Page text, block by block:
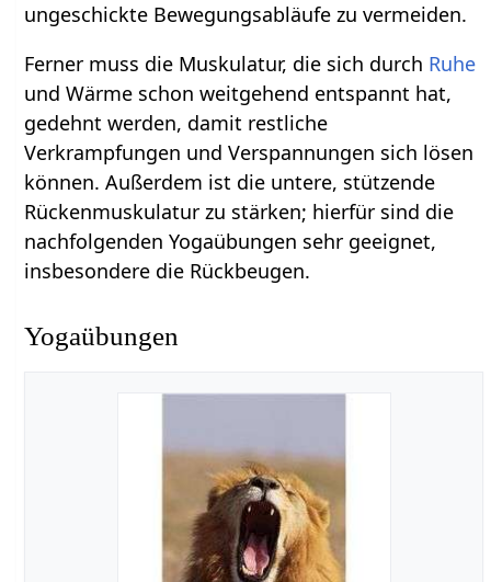
ungeschickte Bewegungsabläufe zu vermeiden.
Ferner muss die Muskulatur, die sich durch Ruhe
und Wärme schon weitgehend entspannt hat,
gedehnt werden, damit restliche
Verkrampfungen und Verspannungen sich lösen
können. Außerdem ist die untere, stützende
Rückenmuskulatur zu stärken; hierfür sind die
nachfolgenden Yogaübungen sehr geeignet,
insbesondere die Rückbeugen.
Yogaübungen